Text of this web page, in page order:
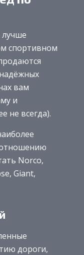
спортивном
вам
и
не всегда).
Norco,
Giant,
дороги,